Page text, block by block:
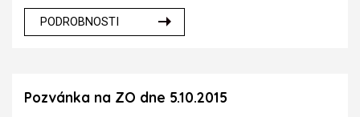
PODROBNOSTI
Pozvánka na ZO dne 5.10.2015